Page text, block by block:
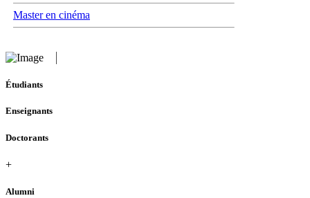
Master en cinéma
Étudiants
Enseignants
Doctorants
+
Alumni